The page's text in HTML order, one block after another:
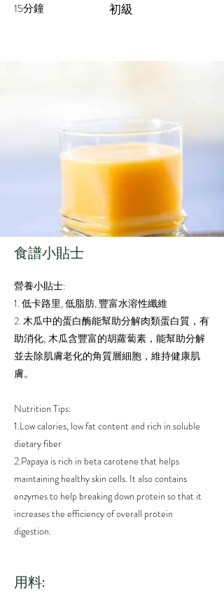
15分鐘 初級
​食譜小貼士
營養小貼士:
1. 低卡路里, 低脂肪, 豐富水溶性纖維
2. 木瓜中的蛋白酶能幫助分解肉類蛋白質，有
助消化; 木瓜含豐富的胡蘿蔔素，能幫助分解
並去除肌膚老化的角質層細胞，維持健康肌
膚。
Nutrition Tips:
1.Low calories, low fat content and rich in soluble
dietary fiber
2.Papaya is rich in beta carotene that helps
maintaining healthy skin cells. It also contains
enzymes to help breaking down protein so that it
increases the efficiency of overall protein
digestion.
​用料: